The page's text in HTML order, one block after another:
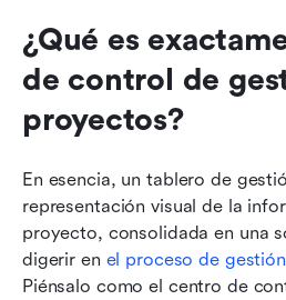
¿Qué es
de control de
proyectos?
En esencia, un tablero de
representación visual de la
proyecto, consolidada en una
digerir en el proceso de
Piénsalo como el centro de